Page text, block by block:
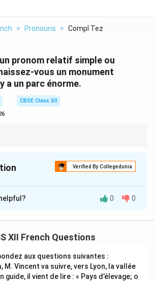
> Pronouns > Compl Tez Par Un Pro...
pronom relatif simple ou
vous un monument
a un parc énorme.
CBSE Class XII
lequel/laquelle when specifying high-
(e.g., derrière lequel, en face
Verified By Collegedunia
the Semantic and Spatial
and a park (un parc énorme)
We need a relative connector
locations.
0 0
XII French Questions
aux questions suivantes :
Vincent va suivre, vers Lyon, la vallée
guide, il vient de lire : « Pays d’élevage; o